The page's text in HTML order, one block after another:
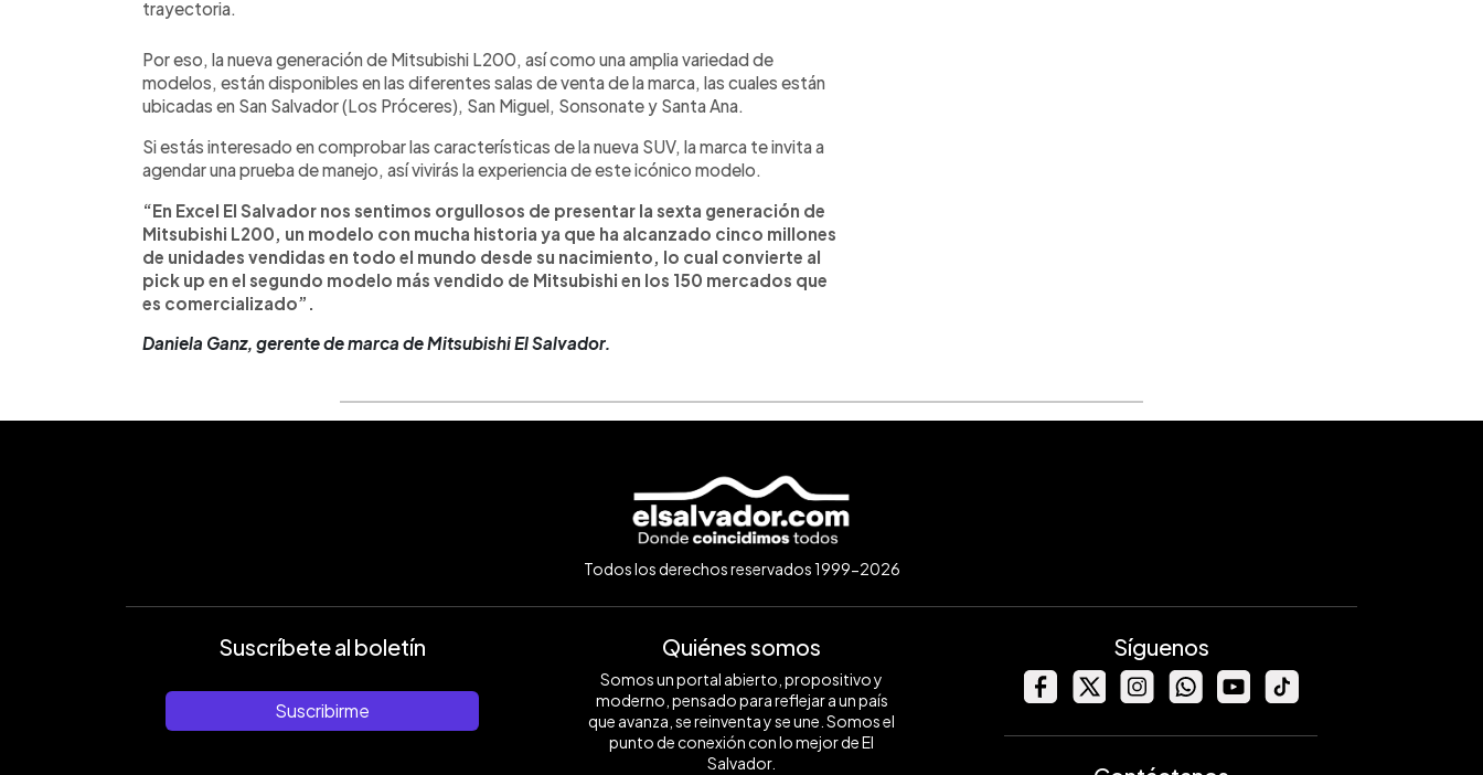
trayectoria.
Por eso, la nueva generación de Mitsubishi L200, así como una amplia variedad de
modelos, están disponibles en las diferentes salas de venta de la marca, las cuales están
ubicadas en San Salvador (Los Próceres), San Miguel, Sonsonate y Santa Ana.
Si estás interesado en comprobar las características de la nueva SUV, la marca te invita a
agendar una prueba de manejo, así vivirás la experiencia de este icónico modelo.
“En Excel El Salvador nos sentimos orgullosos de presentar la sexta generación de
Mitsubishi L200, un modelo con mucha historia ya que ha alcanzado cinco millones
de unidades vendidas en todo el mundo desde su nacimiento, lo cual convierte al
pick up en el segundo modelo más vendido de Mitsubishi en los 150 mercados que
es comercializado”.
Daniela Ganz, gerente de marca de Mitsubishi El Salvador.
Todos los derechos reservados 1999-2026
Suscríbete al boletín
Suscribirme
Quiénes somos
Somos un portal abierto, propositivo y
moderno, pensado para reflejar a un país
que avanza, se reinventa y se une. Somos el
punto de conexión con lo mejor de El
Salvador.
Síguenos